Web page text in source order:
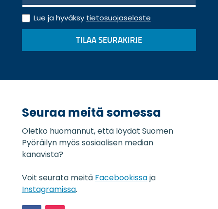
h
k
ö
s
*
T
i
o
o
s
l
o
s
*
Lue ja hyväksy tietosuojaseloste
TILAA SEURAKIRJE
Seuraa meitä somessa
Oletko huomannut, että löydät Suomen
Pyöräilyn myös sosiaalisen median
kanavista?
Voit seurata meitä Facebookissaja
Instagramissa.